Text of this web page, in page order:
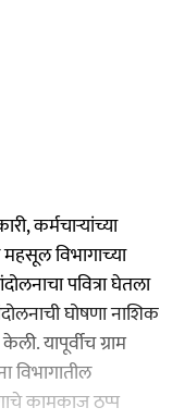
कर्मचाऱ्यांच्या
विभागाच्‍या
पवित्रा घेतला
घोषणा नाशिक
यापूर्वीच ग्राम
कामकाज ठप्प